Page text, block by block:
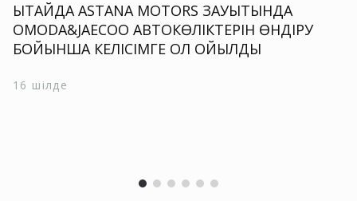
ҚЫТАЙДА ASTANA MOTORS ЗАУЫТЫНДА
OMODA&JAECOO АВТОКӨЛІКТЕРІН ӨНДІРУ
БОЙЫНША КЕЛІСІМГЕ ҚОЛ ҚОЙЫЛДЫ
16 шілде